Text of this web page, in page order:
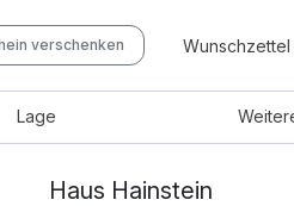
verschenken Wunschzettel
Lage
Haus Hainstein